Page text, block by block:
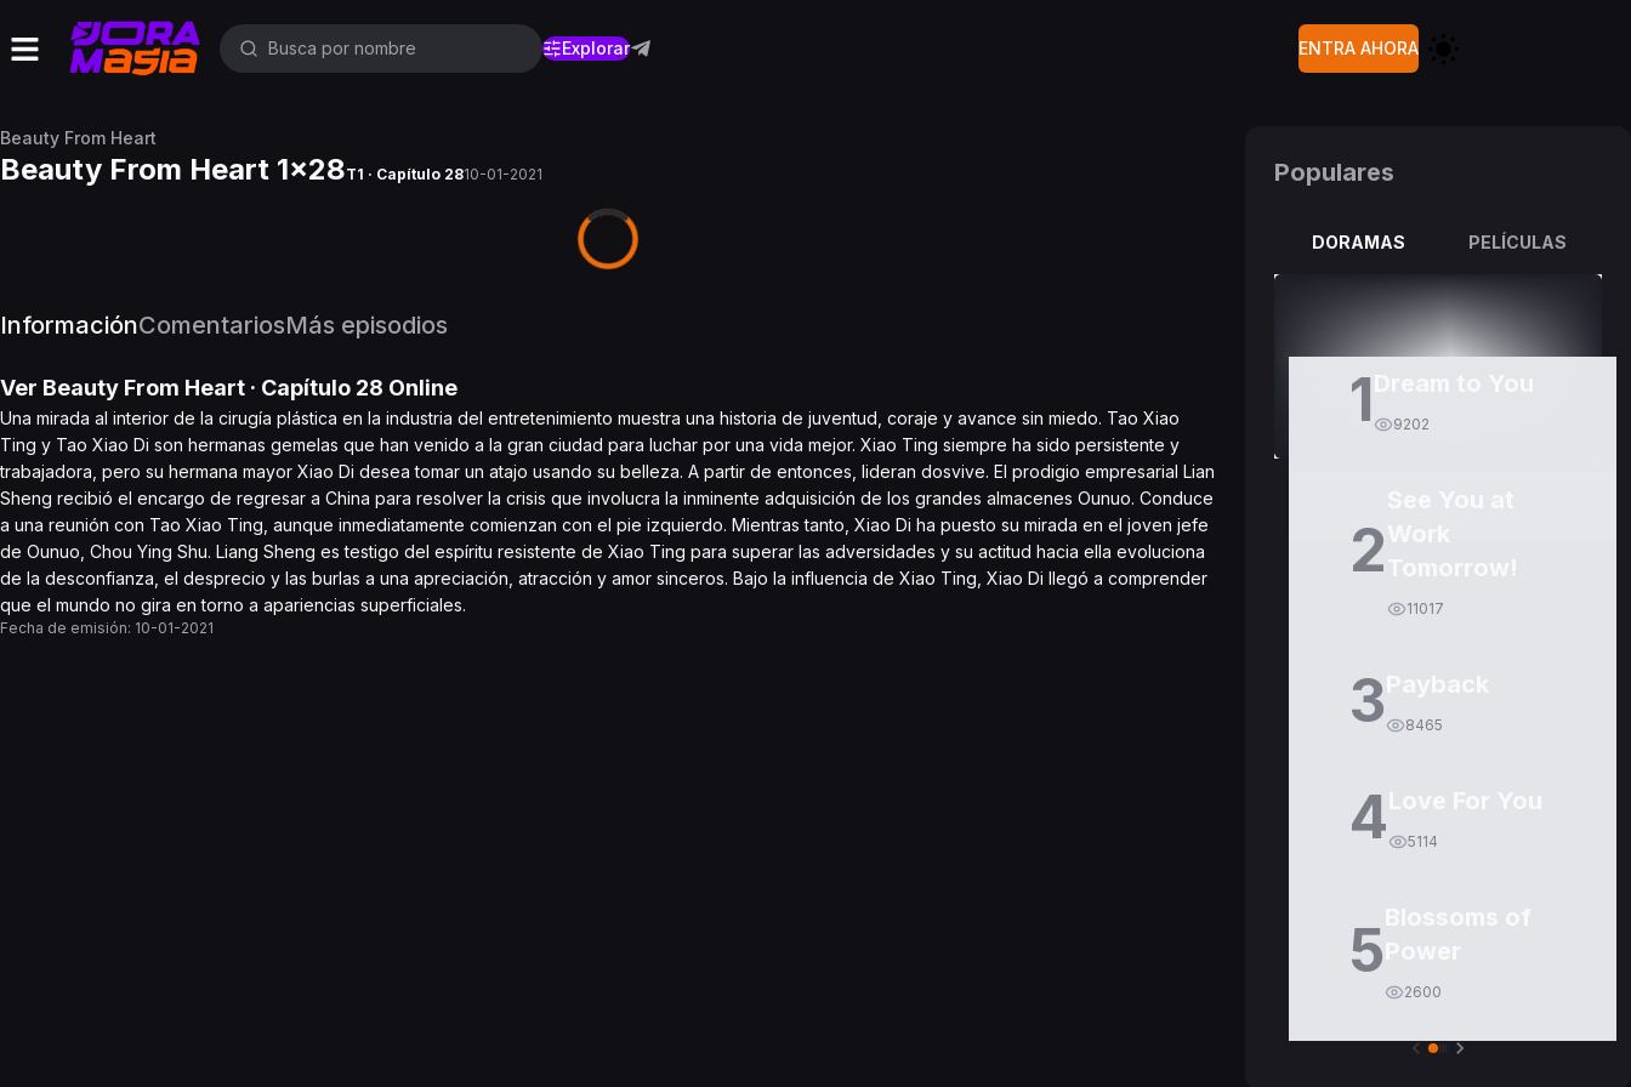
Explorar ENTRA AHORA
Beauty From Heart
Beauty From Heart 1x28T1 · Capítulo 2810-01-2021
InformaciónComentariosMás episodios
Ver Beauty From Heart · Capítulo 28 Online
Una mirada al interior de la cirugía plástica en la industria del entretenimiento muestra una historia de juventud, coraje y avance sin miedo. Tao Xiao
Ting y Tao Xiao Di son hermanas gemelas que han venido a la gran ciudad para luchar por una vida mejor. Xiao Ting siempre ha sido persistente y
trabajadora, pero su hermana mayor Xiao Di desea tomar un atajo usando su belleza. A partir de entonces, lideran dosvive. El prodigio empresarial Lian
Sheng recibió el encargo de regresar a China para resolver la crisis que involucra la inminente adquisición de los grandes almacenes Ounuo. Conduce
a una reunión con Tao Xiao Ting, aunque inmediatamente comienzan con el pie izquierdo. Mientras tanto, Xiao Di ha puesto su mirada en el joven jefe
de Ounuo, Chou Ying Shu. Liang Sheng es testigo del espíritu resistente de Xiao Ting para superar las adversidades y su actitud hacia ella evoluciona
de la desconfianza, el desprecio y las burlas a una apreciación, atracción y amor sinceros. Bajo la influencia de Xiao Ting, Xiao Di llegó a comprender
que el mundo no gira en torno a apariencias superficiales.
Fecha de emisión: 10-01-2021
Populares
DORAMAS PELÍCULAS
1 9202
2
11017
3 8465
4 5114
5
2600